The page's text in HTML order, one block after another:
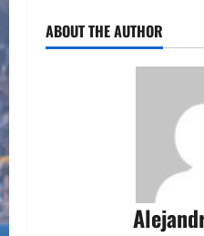
ABOUT THE AUTHOR